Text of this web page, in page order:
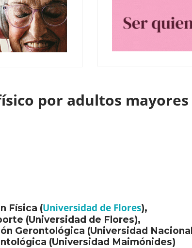
por adultos
Física (Universidad de Flores),
(Universidad de Flores),
Gerontológica (Universidad
(Universidad Maimónides)